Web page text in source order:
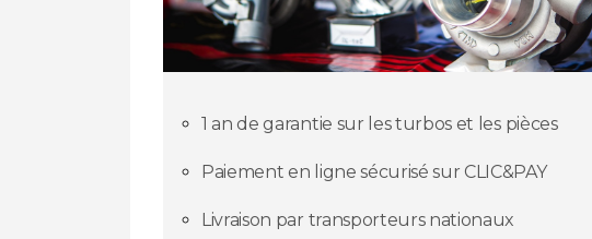
1 an de garantie sur les turbos et les pièces
Paiement en ligne sécurisé sur CLIC&PAY
Livraison par transporteurs nationaux